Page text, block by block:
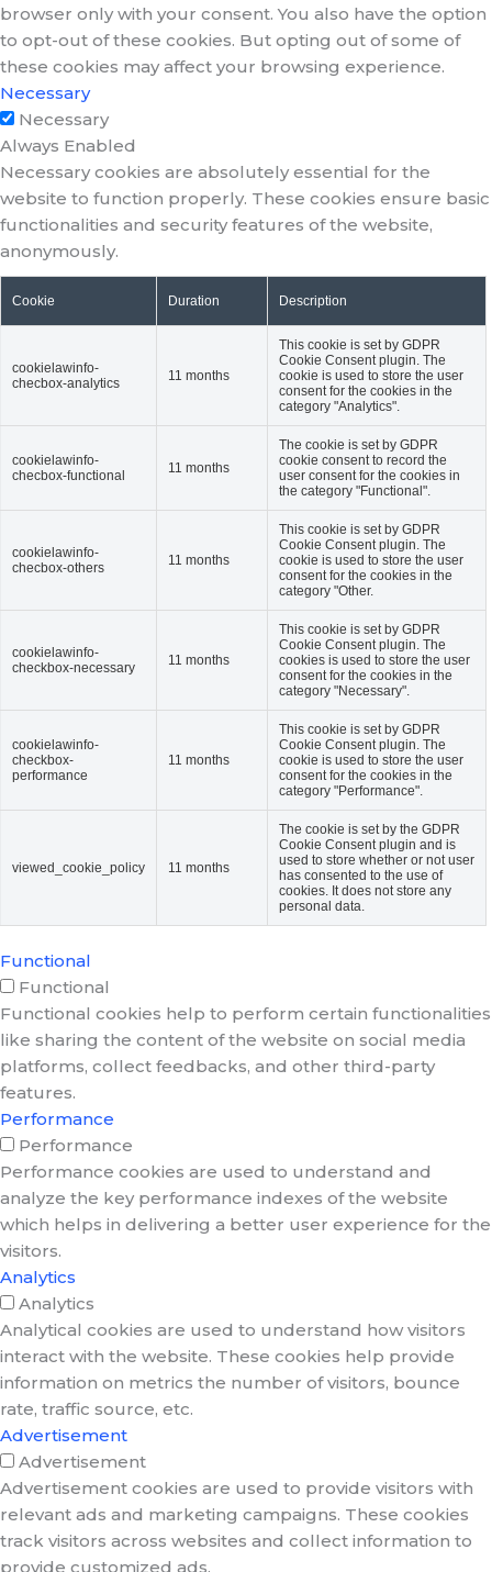
browser only with your consent. You also have the option
to opt-out of these cookies. But opting out of some of
these cookies may affect your browsing experience.
Necessary
Necessary
Always Enabled
Necessary cookies are absolutely essential for the
website to function properly. These cookies ensure basic
functionalities and security features of the website,
anonymously.
Cookie Duration Description
cookielawinfo-
checbox-analytics
11 months
This cookie is set by GDPR
Cookie Consent plugin. The
cookie is used to store the user
consent for the cookies in the
category "Analytics".
cookielawinfo-
checbox-functional
11 months
The cookie is set by GDPR
cookie consent to record the
user consent for the cookies in
the category "Functional".
cookielawinfo-
checbox-others
11 months
This cookie is set by GDPR
Cookie Consent plugin. The
cookie is used to store the user
consent for the cookies in the
category "Other.
cookielawinfo-
checkbox-necessary
11 months
This cookie is set by GDPR
Cookie Consent plugin. The
cookies is used to store the user
consent for the cookies in the
category "Necessary".
cookielawinfo-
checkbox-
performance
11 months
This cookie is set by GDPR
Cookie Consent plugin. The
cookie is used to store the user
consent for the cookies in the
category "Performance".
viewed_cookie_policy 11 months
The cookie is set by the GDPR
Cookie Consent plugin and is
used to store whether or not user
has consented to the use of
cookies. It does not store any
personal data.
Functional
Functional
Functional cookies help to perform certain functionalities
like sharing the content of the website on social media
platforms, collect feedbacks, and other third-party
features.
Performance
Performance
Performance cookies are used to understand and
analyze the key performance indexes of the website
which helps in delivering a better user experience for the
visitors.
Analytics
Analytics
Analytical cookies are used to understand how visitors
interact with the website. These cookies help provide
information on metrics the number of visitors, bounce
rate, traffic source, etc.
Advertisement
Advertisement
Advertisement cookies are used to provide visitors with
relevant ads and marketing campaigns. These cookies
track visitors across websites and collect information to
provide customized ads.